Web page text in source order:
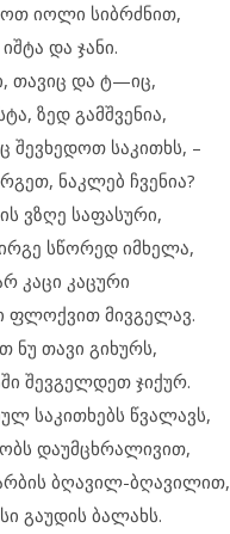
იოლი სიბრძნით,
და ჯანი.
თავიც და ტ—იც,
ზედ გამშვენია,
შევხედოთ საკითხს, –
ნაკლებ ჩვენია?
ვზღე საფასური,
სწორედ იმხელა,
კაცი კაცური
ფლოქვით მივგელავ.
ნუ თავი გიხურს,
შევგელდეთ ჯიქურ.
საკითხებს წვალავს,
დაუმცხრალივით,
ბღავილ-ბღავილით,
გაუდის ბალახს.